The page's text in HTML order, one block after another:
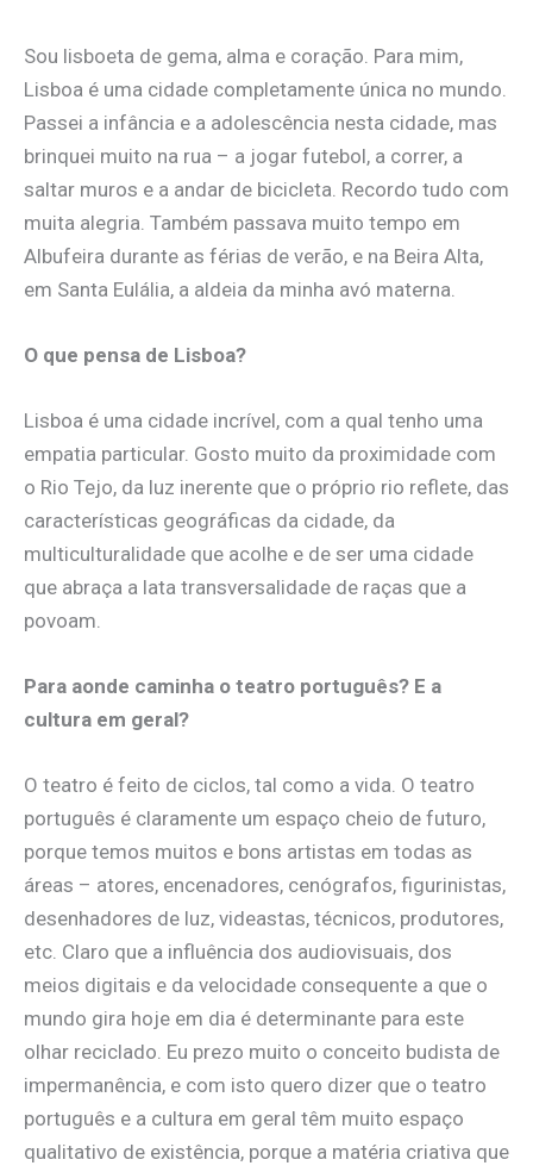
Sou lisboeta de gema, alma e coração. Para mim,
Lisboa é uma cidade completamente única no mundo.
Passei a infância e a adolescência nesta cidade, mas
brinquei muito na rua – a jogar futebol, a correr, a
saltar muros e a andar de bicicleta. Recordo tudo com
muita alegria. Também passava muito tempo em
Albufeira durante as férias de verão, e na Beira Alta,
em Santa Eulália, a aldeia da minha avó materna.
O que pensa de Lisboa?
Lisboa é uma cidade incrível, com a qual tenho uma
empatia particular. Gosto muito da proximidade com
o Rio Tejo, da luz inerente que o próprio rio reflete, das
características geográficas da cidade, da
multiculturalidade que acolhe e de ser uma cidade
que abraça a lata transversalidade de raças que a
povoam.
Para aonde caminha o teatro português? E a
cultura em geral?
O teatro é feito de ciclos, tal como a vida. O teatro
português é claramente um espaço cheio de futuro,
porque temos muitos e bons artistas em todas as
áreas – atores, encenadores, cenógrafos, figurinistas,
desenhadores de luz, videastas, técnicos, produtores,
etc. Claro que a influência dos audiovisuais, dos
meios digitais e da velocidade consequente a que o
mundo gira hoje em dia é determinante para este
olhar reciclado. Eu prezo muito o conceito budista de
impermanência, e com isto quero dizer que o teatro
português e a cultura em geral têm muito espaço
qualitativo de existência, porque a matéria criativa que